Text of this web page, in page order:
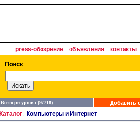
press-обозрение объявления контакты
Всего ресурсов : (97718) Добавить
Каталог: Компьютеры и Интернет